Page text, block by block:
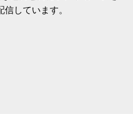
しています。